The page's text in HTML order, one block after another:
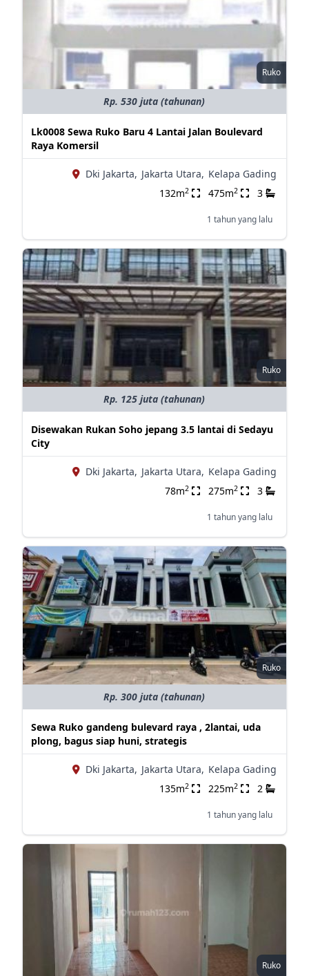
Ruko
Rp. 530 juta (tahunan)
Lk0008 Sewa Ruko Baru 4 Lantai Jalan Boulevard
Raya Komersil
Dki Jakarta, Jakarta Utara, Kelapa Gading
132m2 475m2 3
1 tahun yang lalu
Ruko
Rp. 125 juta (tahunan)
Disewakan Rukan Soho jepang 3.5 lantai di Sedayu
City
Dki Jakarta, Jakarta Utara, Kelapa Gading
78m2 275m2 3
1 tahun yang lalu
Ruko
Rp. 300 juta (tahunan)
Sewa Ruko gandeng bulevard raya , 2lantai, uda
plong, bagus siap huni, strategis
Dki Jakarta, Jakarta Utara, Kelapa Gading
135m2 225m2 2
1 tahun yang lalu
Ruko